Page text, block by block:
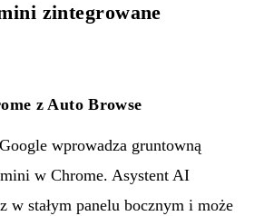
zintegrowane
z Auto Browse
wprowadza gruntowną
w Chrome. Asystent AI
w stałym panelu bocznym i może